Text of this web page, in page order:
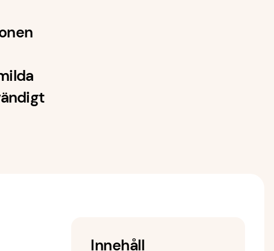
Innehåll